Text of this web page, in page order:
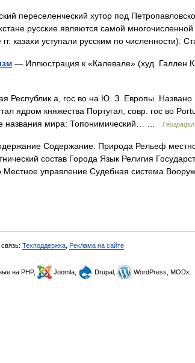
переселенческий хутор под
русские являются самой
гг. казахи уступали русским по
— Иллюстрация к «Калевале» (худ. Галлен
Республик а, гос во на Ю. З. Европы.
ядром княжества Португал, совр. гос во
названия мира: Топонимический… …
Содержание: Природа Рельеф
состав Города Язык Религия
Местное управление Судебная система
Техподдержка Реклама на сайте
на PHP, Joomla, Drupal, WordPress, MODx.